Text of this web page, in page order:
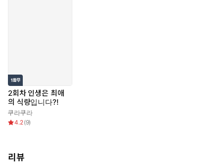
2회차 인생은 최애
의 식량입니다?!
쿠라쿠라
4.2(9)
리뷰